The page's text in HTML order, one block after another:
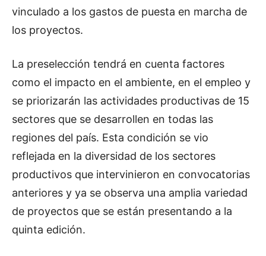
vinculado a los gastos de puesta en marcha de
los proyectos.
La preselección tendrá en cuenta factores
como el impacto en el ambiente, en el empleo y
se priorizarán las actividades productivas de 15
sectores que se desarrollen en todas las
regiones del país. Esta condición se vio
reflejada en la diversidad de los sectores
productivos que intervinieron en convocatorias
anteriores y ya se observa una amplia variedad
de proyectos que se están presentando a la
quinta edición.